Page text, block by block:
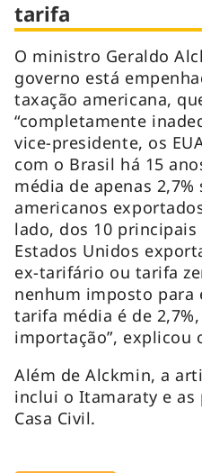
tarifa
O ministro Geraldo
governo está
taxação americana,
“completamente
vice-presidente, os
com o Brasil há 15
média de apenas
americanos
lado, dos 10
Estados Unidos
ex-tarifário ou tarifa
nenhum imposto para
tarifa média é de
importação”, explicou
Além de Alckmin, a
inclui o Itamaraty e as
Casa Civil.